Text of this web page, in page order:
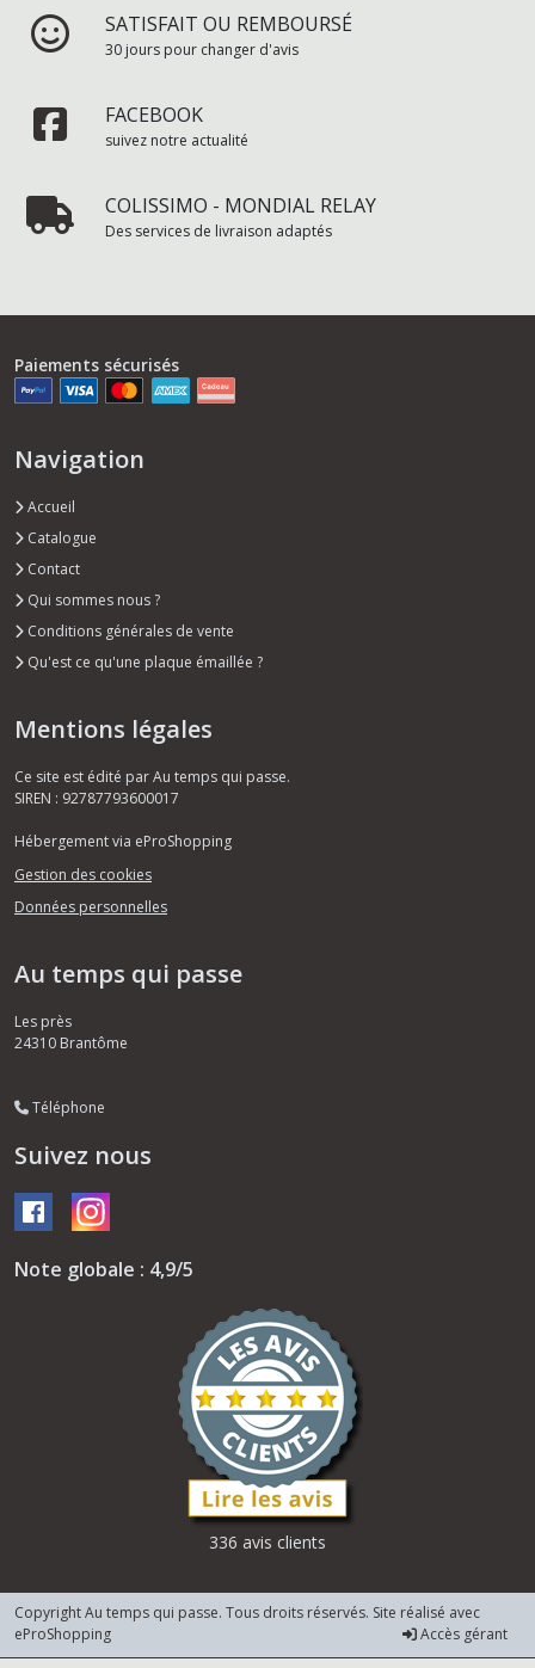
SATISFAIT OU REMBOURSÉ
30 jours pour changer d'avis
FACEBOOK
suivez notre actualité
COLISSIMO - MONDIAL RELAY
Des services de livraison adaptés
Paiements sécurisés
Navigation
Accueil
Catalogue
Contact
Qui sommes nous ?
Conditions générales de vente
Qu'est ce qu'une plaque émaillée ?
Mentions légales
Ce site est édité par Au temps qui passe.
SIREN : 92787793600017
Hébergement via eProShopping
Gestion des cookies
Données personnelles
Au temps qui passe
Les près
24310 Brantôme
Téléphone
Suivez nous
Note globale : 4,9/5
336 avis clients
Copyright Au temps qui passe. Tous droits réservés. Site réalisé avec
eProShopping
Accès gérant